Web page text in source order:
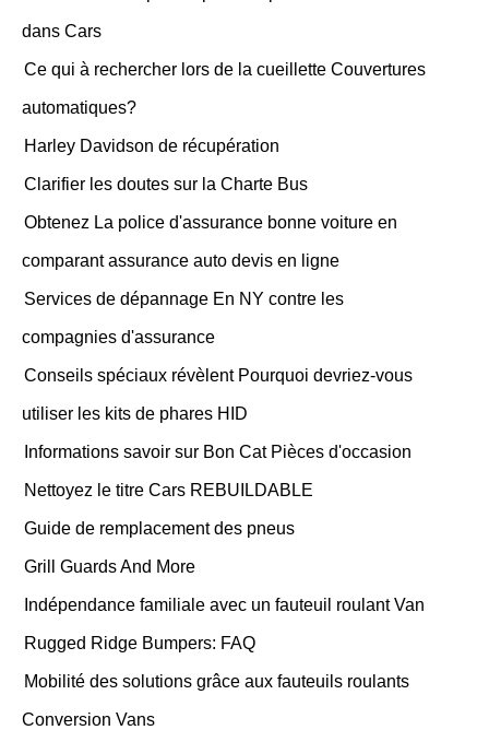
dans Cars
Ce qui à rechercher lors de la cueillette Couvertures
automatiques?
Harley Davidson de récupération
Clarifier les doutes sur la Charte Bus
Obtenez La police d'assurance bonne voiture en
comparant assurance auto devis en ligne
Services de dépannage En NY contre les
compagnies d'assurance
Conseils spéciaux révèlent Pourquoi devriez-vous
utiliser les kits de phares HID
Informations savoir sur Bon Cat Pièces d'occasion
Nettoyez le titre Cars REBUILDABLE
Guide de remplacement des pneus
Grill Guards And More
Indépendance familiale avec un fauteuil roulant Van
Rugged Ridge Bumpers: FAQ
Mobilité des solutions grâce aux fauteuils roulants
Conversion Vans